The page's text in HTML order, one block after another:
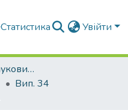
Статистика Увійти
Вибрані статті з наукових збірників КНУБА
Вип. 34